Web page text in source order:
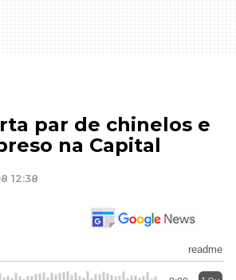
par de chinelos e
na Capital
12:38
readme